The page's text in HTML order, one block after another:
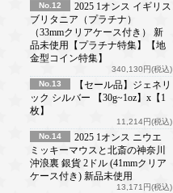
No.12
2025 1オンス イギリス
ブリタニア（プラチナ）
（33mmクリアケース付き） 新
品未使用【プラチナ特集】【地
金型コイン特集】
340,130円(税込)
No.13
【セール品】ジェネリ
ック シルバー 【30g~1oz】x【1
枚】
11,214円(税込)
No.14
2025 1オンス ニウエ
ミッキーマウスと北斎の神奈川
沖浪裏 銀貨 2ドル (41mmクリア
ケース付き) 新品未使用
13,171円(税込)